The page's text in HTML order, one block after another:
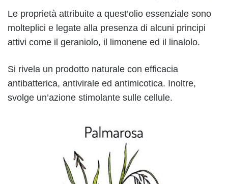
Le proprietà attribuite a quest’olio essenziale sono
molteplici e legate alla presenza di alcuni principi
attivi come il geraniolo, il limonene ed il linalolo.
Si rivela un prodotto naturale con efficacia
antibatterica, antivirale ed antimicotica. Inoltre,
svolge un’azione stimolante sulle cellule.